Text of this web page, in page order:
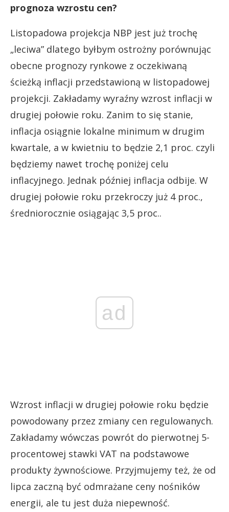
prognoza wzrostu cen?
Listopadowa projekcja NBP jest już trochę
„leciwa” dlatego byłbym ostrożny porównując
obecne prognozy rynkowe z oczekiwaną
ścieżką inflacji przedstawioną w listopadowej
projekcji. Zakładamy wyraźny wzrost inflacji w
drugiej połowie roku. Zanim to się stanie,
inflacja osiągnie lokalne minimum w drugim
kwartale, a w kwietniu to będzie 2,1 proc. czyli
będziemy nawet trochę poniżej celu
inflacyjnego. Jednak później inflacja odbije. W
drugiej połowie roku przekroczy już 4 proc.,
średniorocznie osiągając 3,5 proc..
ad
Wzrost inflacji w drugiej połowie roku będzie
powodowany przez zmiany cen regulowanych.
Zakładamy wówczas powrót do pierwotnej 5-
procentowej stawki VAT na podstawowe
produkty żywnościowe. Przyjmujemy też, że od
lipca zaczną być odmrażane ceny nośników
energii, ale tu jest duża niepewność.